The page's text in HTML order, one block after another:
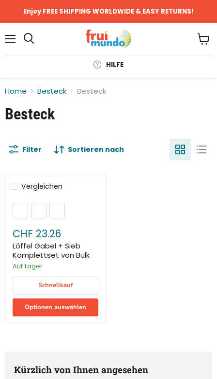
Enjoy FREE SHIPPING WORLDWIDE & EASY RETURNS!
HILFE
Home Besteck Besteck
Besteck
Filter Sortieren nach
Vergleichen
CHF 23.26
Löffel Gabel + Sieb
Komplettset von Bulk
Auf Lager
Schnellkauf
Optionen auswählen
Kürzlich von Ihnen angesehen